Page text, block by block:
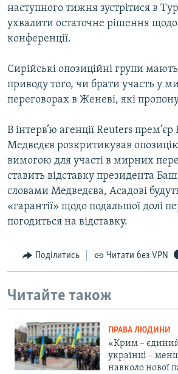
наступного тижня зустрітися в
ухвалити остаточне рішення щодо
конференції.
Сирійські опозиційні групи мають
приводу того, чи брати участь у
переговорах в Женеві, які
В інтерв’ю агенції Reuters прем’єр
Медведєв розкритикував
вимогою для участі в мирних
ставить відставку президента
словами Медведєва, Асадові
«гарантії» щодо подальшої долі
погодиться на відставку.
Поділитись Читати без VPN
Читайте також
ПРАВА ЛЮДИНИ
«Крим –
українці –
навколо нової